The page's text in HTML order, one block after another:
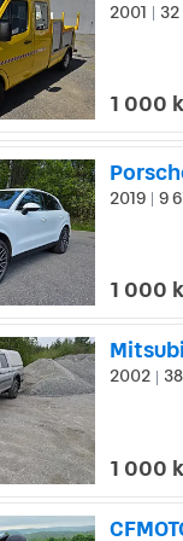
2001
1 000
2019 9
1 000
2002
1 000